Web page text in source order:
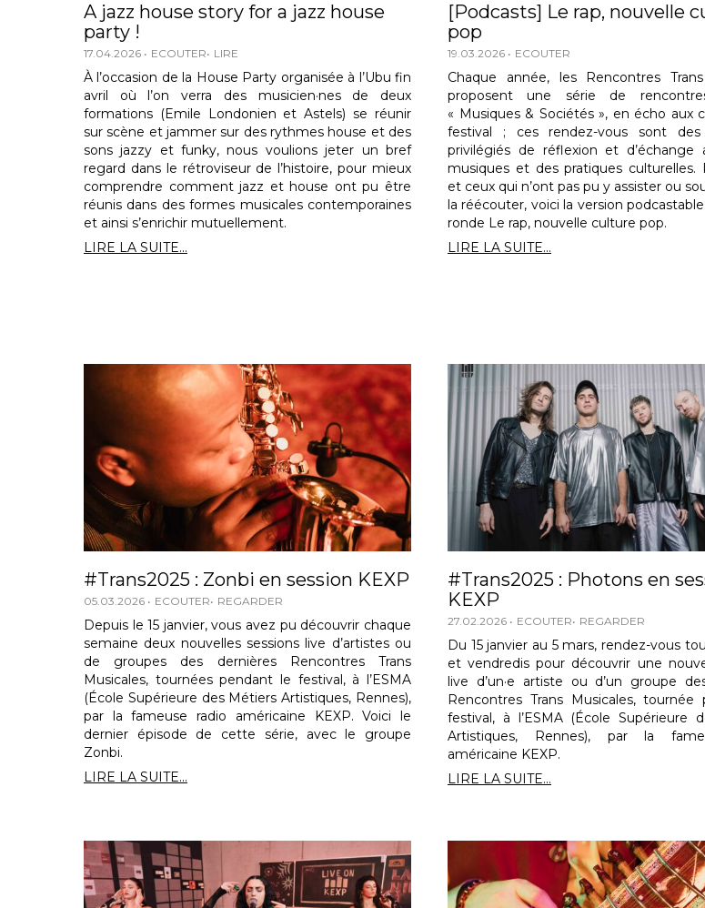
A jazz house story for a jazz house
party !
17.04.2026 ECOUTER LIRE
À l’occasion de la House Party organisée à l’Ubu fin
avril où l’on verra des musicien·nes de deux
formations (Emile Londonien et Astels) se réunir
sur scène et jammer sur des rythmes house et des
sons jazzy et funky, nous voulions jeter un bref
regard dans le rétroviseur de l’histoire, pour mieux
comprendre comment jazz et house ont pu être
réunis dans des formes musicales contemporaines
et ainsi s’enrichir mutuellement.
LIRE LA SUITE...
[Podcasts] Le rap, nouvelle
pop
19.03.2026 ECOUTER
Chaque année, les Rencontres
proposent une série de
« Musiques & Sociétés », en écho aux
festival ; ces rendez-vous sont
privilégiés de réflexion et d’échange
musiques et des pratiques culturelles.
et ceux qui n’ont pas pu y assister ou
la réécouter, voici la version
ronde Le rap, nouvelle culture pop.
LIRE LA SUITE...
#Trans2025 : Zonbi en session KEXP
05.03.2026 ECOUTER REGARDER
Depuis le 15 janvier, vous avez pu découvrir chaque
semaine deux nouvelles sessions live d’artistes ou
de groupes des dernières Rencontres Trans
Musicales, tournées pendant le festival, à l’ESMA
(École Supérieure des Métiers Artistiques, Rennes),
par la fameuse radio américaine KEXP. Voici le
dernier épisode de cette série, avec le groupe
Zonbi.
LIRE LA SUITE...
#Trans2025 : Photons en
KEXP
27.02.2026 ECOUTER REGARDER
Du 15 janvier au 5 mars, rendez-vous
et vendredis pour découvrir une
live d’un·e artiste ou d’un groupe
Rencontres Trans Musicales, tournée
festival, à l’ESMA (École Supérieure
Artistiques, Rennes), par la
américaine KEXP.
LIRE LA SUITE...